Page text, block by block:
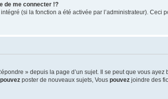
de me connecter !?
(si la fonction a été activée par l’administrateur). Ceci
» depuis la page d’un sujet. Il se peut que vous
pouvez poster de nouveaux sujets, Vous pouvez joindre des